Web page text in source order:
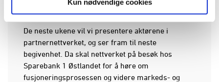
Kun nødvendige cookies
De neste ukene vil vi presentere aktørene i
partnernettverket, og ser fram til neste
begivenhet. Da skal nettverket på besøk hos
Sparebank 1 Østlandet for å høre om
fusjoneringsprosessen og videre markeds- og